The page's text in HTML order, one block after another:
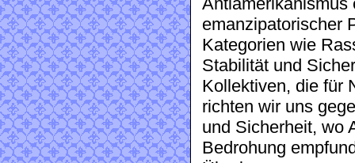
Antiamerikanismus
emanzipatorischer
Kategorien wie
Stabilität und
Kollektiven, die für
richten wir uns
und Sicherheit, wo
Bedrohung